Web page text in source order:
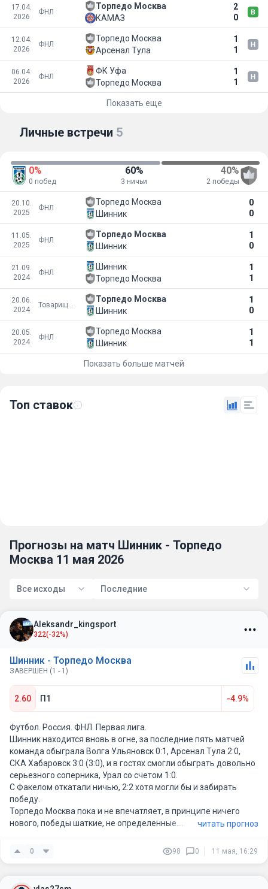
17.04.
2026
ФНЛ
Торпедо Москва
2
0
КАМАЗ
12.04.
2026
ФНЛ
Торпедо Москва
1
1
Арсенал Тула
06.04.
2026
ФНЛ
ФК Уфа
1
1
Торпедо Москва
Показать еще
Личные встречи 5
0%
0 побед
60%
3 ничьи
40%
2 победы
20.10.
2025
ФНЛ
Торпедо Москва
0
0
Шинник
11.05.
2025
ФНЛ
Торпедо Москва
1
0
Шинник
21.09.
2024
ФНЛ
Шинник
1
1
Торпедо Москва
20.06.
2024
Торпедо Москва
1
0
Шинник
20.05.
2024
ФНЛ
Торпедо Москва
1
1
Шинник
Показать больше матчей
Топ ставок
Прогнозы на матч Шинник - Торпедо
Москва 11 мая 2026
Все исходы Последние
Aleksandr_kingsport
322(-32%)
Шинник - Торпедо Москва
ЗАВЕРШЕН (1 - 1)
2.60 П1 -4.9%
Футбол. Россия. ФНЛ. Первая лига.
Шинник находится вновь в огне, за последние пять матчей
команда обыграла Волга Ульяновск 0:1, Арсенал Тула 2:0,
СКА Хабаровск 3:0 (3:0), и в гостях смогли обыграть довольно
серьезного соперника, Урал со счетом 1:0.
С Факелом откатали ничью, 2:2 хотя могли бы и забирать
победу.
Торпедо Москва пока и не впечатляет, в принципе ничего
нового, победы шаткие, не определенные.
читать прогноз
0 98 0 11 мая, 16:29